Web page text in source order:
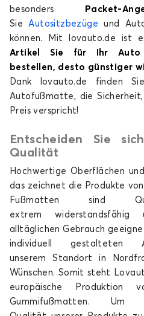
besonders
Packet-
SieAutositzbezüge und
können. Mit lovauto.de ist
Artikel Sie für Ihr Auto
bestellen, desto günstiger
Dank lovauto.de finden
Autofußmatte, die
Preis verspricht!
Entscheiden Sie
Qualität
Hochwertige Oberflächen
das zeichnet die Produkte
Fußmatten sind
extrem widerstandsfähig
alltäglichen Gebrauch
individuell
unseremStandort in
Wünschen. Somit steht
europäische Produktion
Gummifußmatten.